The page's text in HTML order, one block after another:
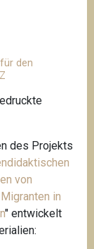
den
des Projekts
von
in
"entwickelt